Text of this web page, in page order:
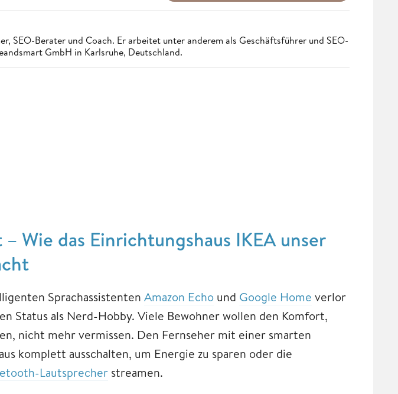
SEO-Berater und Coach. Er arbeitet unter anderem als Geschäftsführer und SEO-
GmbH in Karlsruhe, Deutschland.
Wie das Einrichtungshaus IKEA unser
Sprachassistenten Amazon Echo und Google Home verlor
Status als Nerd-Hobby. Viele Bewohner wollen den Komfort,
nicht mehr vermissen. Den Fernseher mit einer smarten
komplett ausschalten, um Energie zu sparen oder die
Lautsprecher streamen.